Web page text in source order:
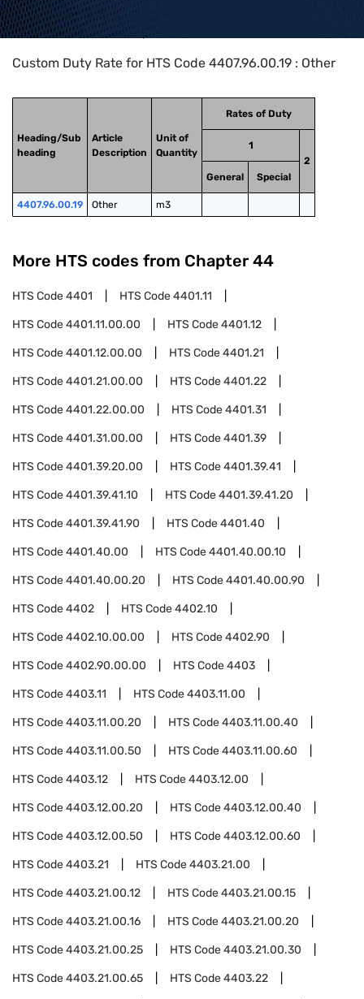
Home>HTS Codes> Chapter
Custom Duty Rate for HTS Code 4407.96.00.19 : Other
Heading/Sub
heading
Article
Description
Unit of
Quantity
Rates of Duty
1
2
General
Special
4407.96.00.19 Other m3
More HTS codes from Chapter 44
HTS Code4401 HTS Code4401.11
HTS Code4401.11.00.00 HTS Code4401.12
HTS Code4401.12.00.00 HTS Code4401.21
HTS Code4401.21.00.00 HTS Code4401.22
HTS Code4401.22.00.00 HTS Code4401.31
HTS Code4401.31.00.00 HTS Code4401.39
HTS Code4401.39.20.00 HTS Code4401.39.41
HTS Code4401.39.41.10 HTS Code4401.39.41.20
HTS Code4401.39.41.90 HTS Code4401.40
HTS Code4401.40.00 HTS Code4401.40.00.10
HTS Code4401.40.00.20 HTS Code4401.40.00.90
HTS Code4402 HTS Code4402.10
HTS Code4402.10.00.00 HTS Code4402.90
HTS Code4402.90.00.00 HTS Code4403
HTS Code4403.11 HTS Code4403.11.00
HTS Code4403.11.00.20 HTS Code4403.11.00.40
HTS Code4403.11.00.50 HTS Code4403.11.00.60
HTS Code4403.12 HTS Code4403.12.00
HTS Code4403.12.00.20 HTS Code4403.12.00.40
HTS Code4403.12.00.50 HTS Code4403.12.00.60
HTS Code4403.21 HTS Code4403.21.00
HTS Code4403.21.00.12 HTS Code4403.21.00.15
HTS Code4403.21.00.16 HTS Code4403.21.00.20
HTS Code4403.21.00.25 HTS Code4403.21.00.30
HTS Code4403.21.00.65 HTS Code4403.22